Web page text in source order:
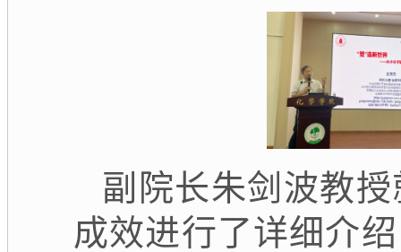
副院长朱剑波教
成效进行了详细介